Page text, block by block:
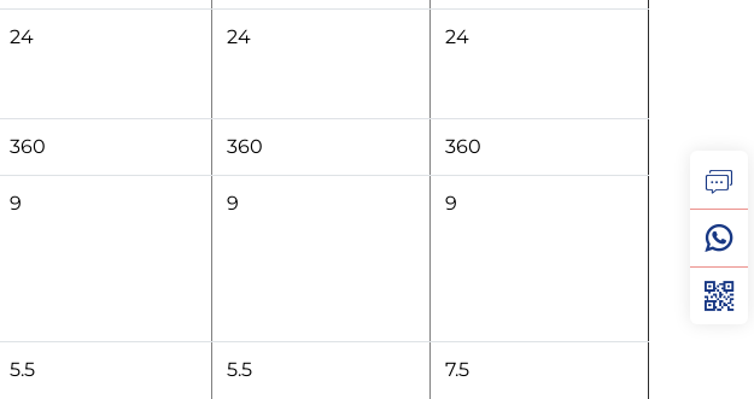
24 24 24
360 360 360
9 9 9
5.5 5.5 7.5